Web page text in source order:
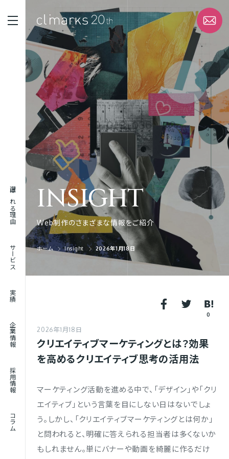
選ばれる理由
サービス
実績
企業情報
採用情報
コラム
STRENGTH
選ばれる理由
SERVICE
サービス
WORK
実績
ABOUT
企業情報
RECRUIT
INSIGHT
Web制作のさまざまな情報をご紹介
ホーム Insight 2026年1月18日
0
2026年1月18日
クリエイティブマーケティングとは？効果
を高めるクリエイティブ思考の活用法
マーケティング活動を進める中で、「デザイン」や「クリ
エイティブ」という言葉を目にしない日はないでしょ
う。しかし、「クリエイティブマーケティングとは何か」
と問われると、明確に答えられる担当者は多くないか
もしれません。単にバナーや動画を綺麗に作るだけ